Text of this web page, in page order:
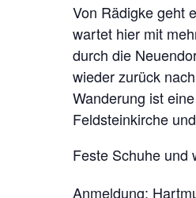
Von Rädigke geht
wartet hier mit
durch die
wieder zurück
Wanderung ist
Feldsteinkirche
Feste Schuhe und
Anmeldung: